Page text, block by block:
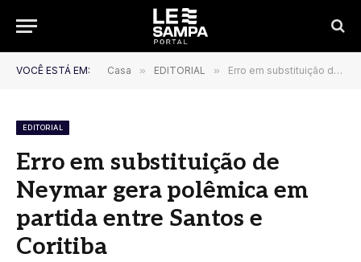
VOCÊ ESTÁ EM: Casa » EDITORIAL » Erro em substituição de Neymar gera polêmica em partida entre Santos e Coritiba
EDITORIAL
Erro em substituição de
Neymar gera polêmica em
partida entre Santos e
Coritiba